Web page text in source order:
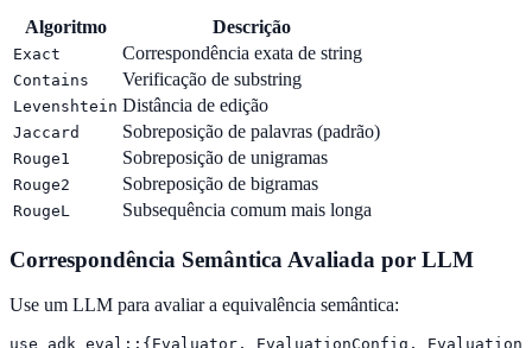
Algoritmo Descrição
Exact Correspondência exata de string
Contains Verificação de substring
Levenshtein Distância de edição
Jaccard Sobreposição de palavras (padrão)
Rouge1 Sobreposição de unigramas
Rouge2 Sobreposição de bigramas
RougeL Subsequência comum mais longa
Correspondência Semântica Avaliada por LLM
Use um LLM para avaliar a equivalência semântica:
use adk_eval::{Evaluator, EvaluationConfig,